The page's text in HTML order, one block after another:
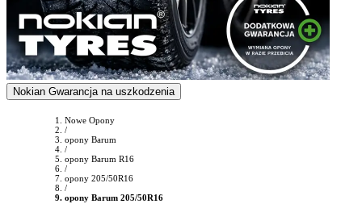
Nokian Gwarancja na uszkodzenia
Nowe Opony
/
opony Barum
/
opony Barum R16
/
opony 205/50R16
/
opony Barum 205/50R16